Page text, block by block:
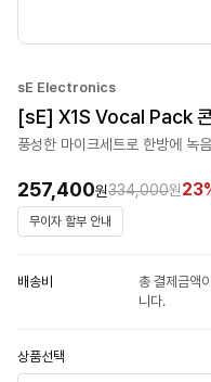
sE Electronics
[sE] X1S Vocal Pack
풍성한 마이크세트로 한방에 녹
257,400원334,000원
무이자 할부 안내
배송비
총 결제금액
니다.
상품선택